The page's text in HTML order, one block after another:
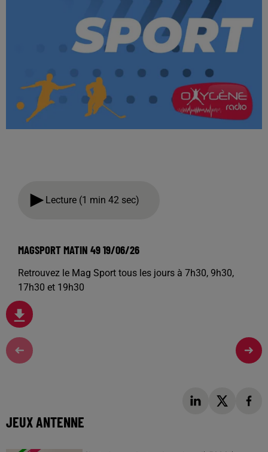
Lecture (1 min 42 sec)
MAGSPORT MATIN 49 19/06/26
Retrouvez le Mag Sport tous les jours à 7h30, 9h30,
17h30 et 19h30
JEUX ANTENNE